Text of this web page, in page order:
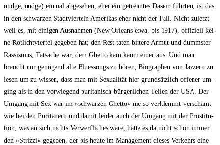
nudge, nudge) ein­mal abge­se­hen, eher ein getrenn­tes Dasein führ­ten, ist das
in den schwar­zen Stadt­vier­teln Ame­ri­kas eher nicht der Fall. Nicht zuletzt
weil es, mit eini­gen Aus­nah­men (New Orleans etwa, bis 1917), offi­zi­ell kei­
ne Rot­licht­vier­tel gege­ben hat; den Rest taten bit­te­re Armut und dümms­ter
Ras­sis­mus, Tat­sa­che war, dem Ghet­to kam kaum einer aus. Und man
braucht nur genü­gend alte Bluessongs zu hören, Bio­gra­phen von Jaz­zern zu
lesen um zu wis­sen, dass man mit Sexua­li­tät hier grund­sätz­lich offe­ner um­
ging als in den vor­wie­gend puri­ta­nisch-bür­ger­li­chen Tei­len der USA. Der
Umgang mit Sex war im »schwar­zen Ghet­to« nie so ver­klemmt-ver­schämt
wie bei den Puri­ta­nern und damit lei­der auch der Umgang mit der Pro­sti­tu­
ti­on, was an sich nichts Ver­werf­li­ches wäre, hät­te es da nicht schon immer
den »Striz­zi« gege­ben, der bis heu­te im Manage­ment die­ses Ver­kehrs eine